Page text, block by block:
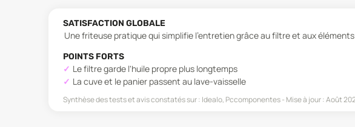
SATISFACTION GLOBALE
Une friteuse pratique qui simplifie l'entretien grâce au filtre et aux
POINTS FORTS
Le filtre garde l'huile propre plus longtemps
La cuve et le panier passent au lave-vaisselle
Synthèse des tests et avis constatés sur : Idealo, Pccomponentes Mise à jour :Août